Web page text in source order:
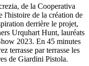
de la Cooperativa
l'histoire de la création de
derrière le projet,
Urquhart Hunt, lauréats
2023. En 45 minutes
terrasse par terrasse les
de Giardini Pistola.